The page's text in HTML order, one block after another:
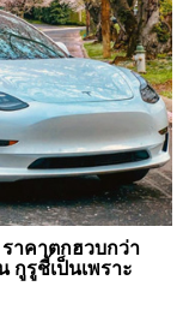
าคาตกฮวบกว่า
กูรูชี้เป็นเพราะ